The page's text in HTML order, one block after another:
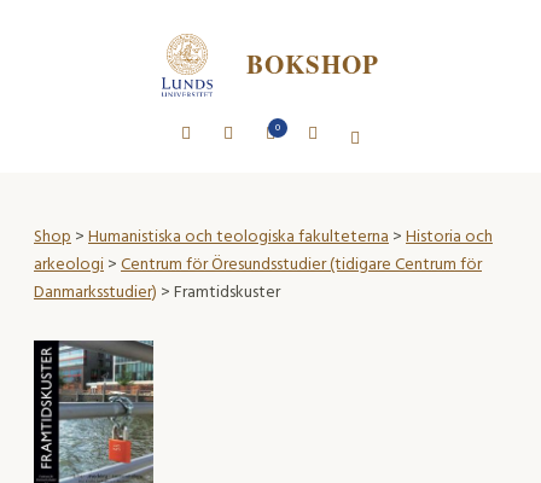
BOKSHOP
0
Shop>Humanistiska och teologiska fakulteterna>Historia och
arkeologi>Centrum för Öresundsstudier (tidigare Centrum för
Danmarksstudier) > Framtidskuster